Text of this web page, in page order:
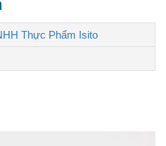
Thực Phẩm Isito